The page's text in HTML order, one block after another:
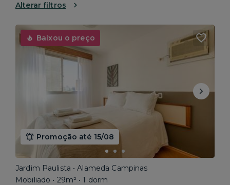
Alterar filtros
Baixou o preço
Promoção até 15/08
Jardim Paulista • Alameda Campinas
Mobiliado • 29m² • 1 dorm